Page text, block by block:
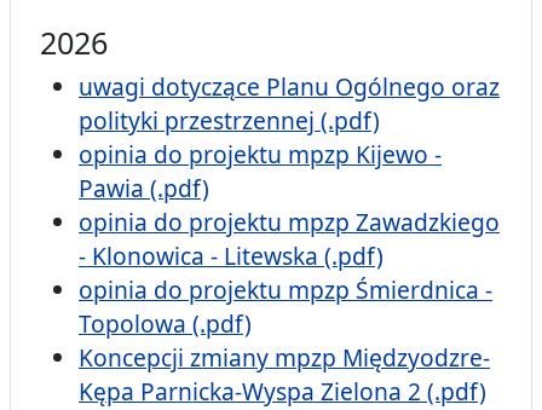
2026
uwagi dotyczące Planu Ogólnego oraz
polityki przestrzennej (.pdf)
opinia do projektu mpzp Kijewo -
Pawia (.pdf)
opinia do projektu mpzp Zawadzkiego
- Klonowica - Litewska (.pdf)
opinia do projektu mpzp Śmierdnica -
Topolowa (.pdf)
Koncepcji zmiany mpzp Międzyodzre-
Kępa Parnicka-Wyspa Zielona 2 (.pdf)